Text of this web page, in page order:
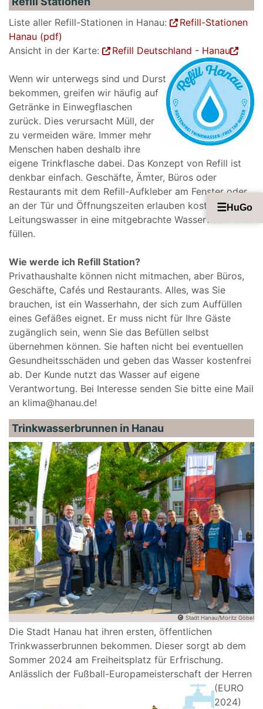
Liste aller Refill-Stationen in Hanau:
Refill-Stationen
Hanau (pdf)
Ansicht in der Karte:
Refill Deutschland - Hanau
Wenn wir unterwegs sind und Durst
bekommen, greifen wir häufig auf
Getränke in Einwegflaschen
zurück. Dies verursacht Müll, der
zu vermeiden wäre. Immer mehr
Menschen haben deshalb ihre
eigene Trinkflasche dabei. Das Konzept von Refill ist
denkbar einfach. Geschäfte, Ämter, Büros oder
Restaurants mit dem Refill-Aufkleber am Fenster oder
an der Tür und Öffnungszeiten erlauben kostenfrei
Leitungswasser in eine mitgebrachte Wasserflasche zu
füllen.
Wie werde ich Refill Station?
Privathaushalte können nicht mitmachen, aber Büros,
Geschäfte, Cafés und Restaurants. Alles, was Sie
brauchen, ist ein Wasserhahn, der sich zum Auffüllen
eines Gefäßes eignet. Er muss nicht für Ihre Gäste
zugänglich sein, wenn Sie das Befüllen selbst
übernehmen können. Sie haften nicht bei eventuellen
Gesundheitsschäden und geben das Wasser kostenfrei
ab. Der Kunde nutzt das Wasser auf eigene
Verantwortung. Bei Interesse senden Sie bitte eine Mail
an klima@hanau.de!
Trinkwasserbrunnen in Hanau
Stadt Hanau/Moritz Göbel
Die Stadt Hanau hat ihren ersten, öffentlichen
Trinkwasserbrunnen bekommen. Dieser sorgt ab dem
Sommer 2024 am Freiheitsplatz für Erfrischung.
Anlässlich der Fußball-Europameisterschaft der Herren
(EURO
2024)
☰HuGo